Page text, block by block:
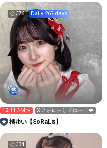
376 Daily 267 days
12:11 AM〜 Xフォローしてねー！❤️
橘ゆい【SoRaLis】
334